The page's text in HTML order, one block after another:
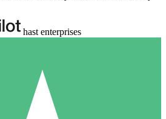
hast enterprises